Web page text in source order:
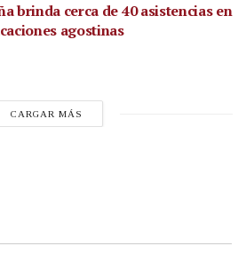
brinda cerca de 40 asistencias en
agostinas
CARGAR MÁS